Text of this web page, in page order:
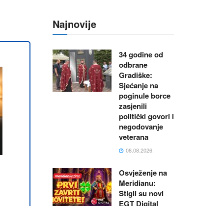
Najnovije
34 godine od
odbrane
Gradiške:
Sjećanje na
poginule borce
zasjenili
politički govori i
negodovanje
veterana
08.08.2026.
Osvježenje na
Meridianu:
Stigli su novi
EGT Digital